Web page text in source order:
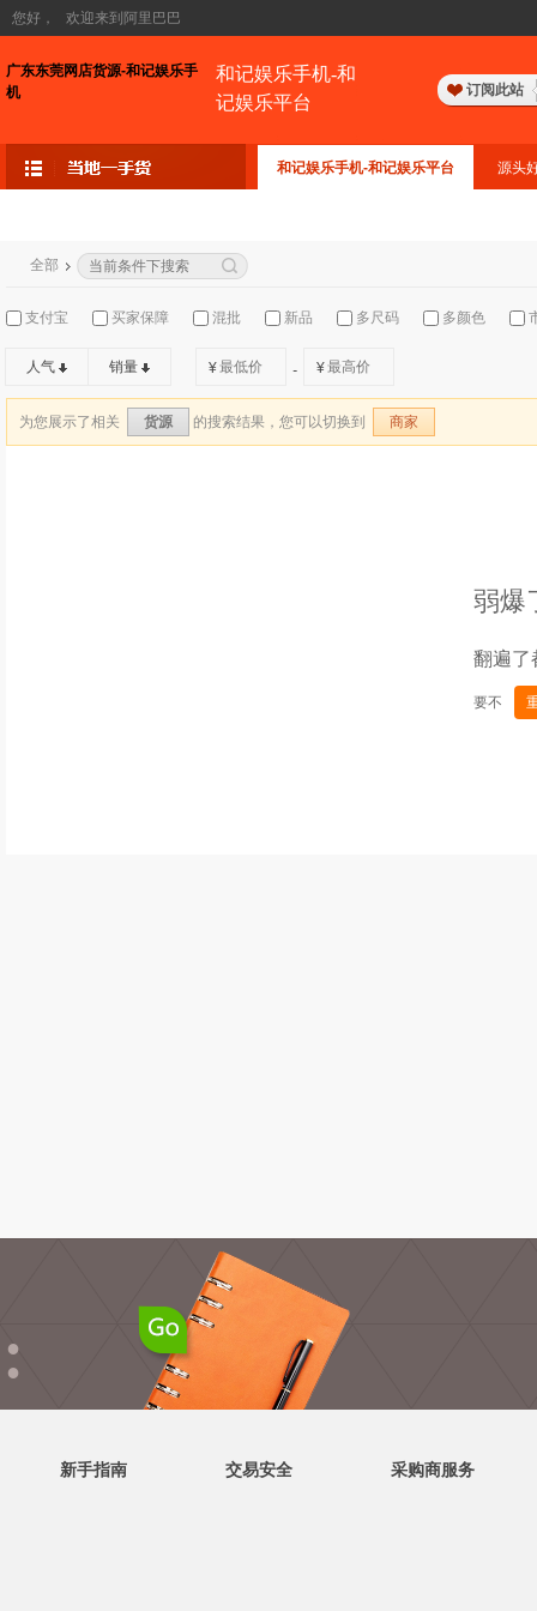
您好， 欢迎来到阿里巴巴
广东东莞网店货源-和记娱乐手
机
和记娱乐手机-和
记娱乐平台
订阅此站
和记娱乐手机-和记娱乐平台 源头
全部
支付宝 买家保障 混批 新品 多尺码 多颜色
人气 销量 ¥ - ¥
为您展示了相关 货源 的搜索结果，您可以切换到 商家
弱爆
翻遍了
要不
●
●
新手指南 交易安全 采购商服务